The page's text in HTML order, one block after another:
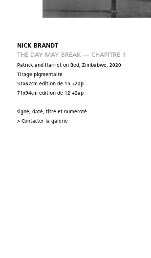
NICK BRANDT
THE DAY MAY BREAK — CHAPITRE 1
Patrick and Harriet on Bed, Zimbabwe, 2020
Tirage pigmentaire
51x67cm edition de 15 +2ap
71x94cm edition de 12 +2ap
signé, daté, titré et numéroté
> Contacter la galerie